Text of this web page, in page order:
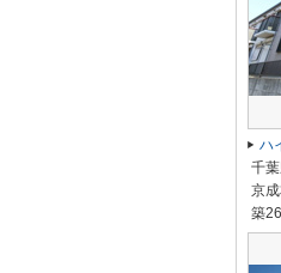
ハ
千
京
築